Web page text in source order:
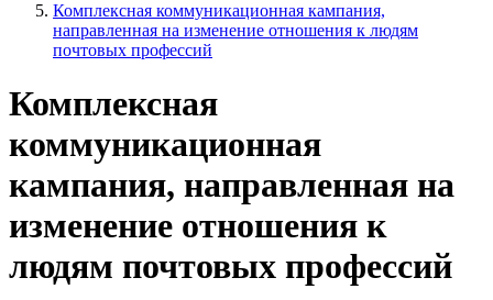
Комплексная коммуникационная кампания,
направленная на изменение отношения к людям
почтовых профессий
Комплексная
коммуникационная
кампания, направленная на
изменение отношения к
людям почтовых профессий